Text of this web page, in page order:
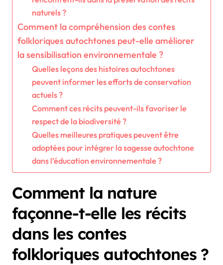
naturels ?
Comment la compréhension des contes
folkloriques autochtones peut-elle améliorer
la sensibilisation environnementale ?
Quelles leçons des histoires autochtones
peuvent informer les efforts de conservation
actuels ?
Comment ces récits peuvent-ils favoriser le
respect de la biodiversité ?
Quelles meilleures pratiques peuvent être
adoptées pour intégrer la sagesse autochtone
dans l’éducation environnementale ?
Comment la nature
façonne-t-elle les récits
dans les contes
folkloriques autochtones ?